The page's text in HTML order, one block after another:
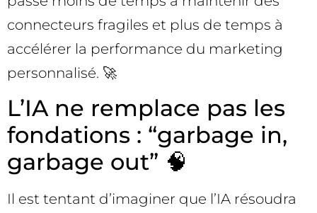
connecteurs fragiles et plus de temps à
accélérer la performance du marketing
personnalisé. 🚀
L’IA ne remplace pas les
fondations : “garbage in,
garbage out” 🧠
Il est tentant d’imaginer que l’IA résoudra